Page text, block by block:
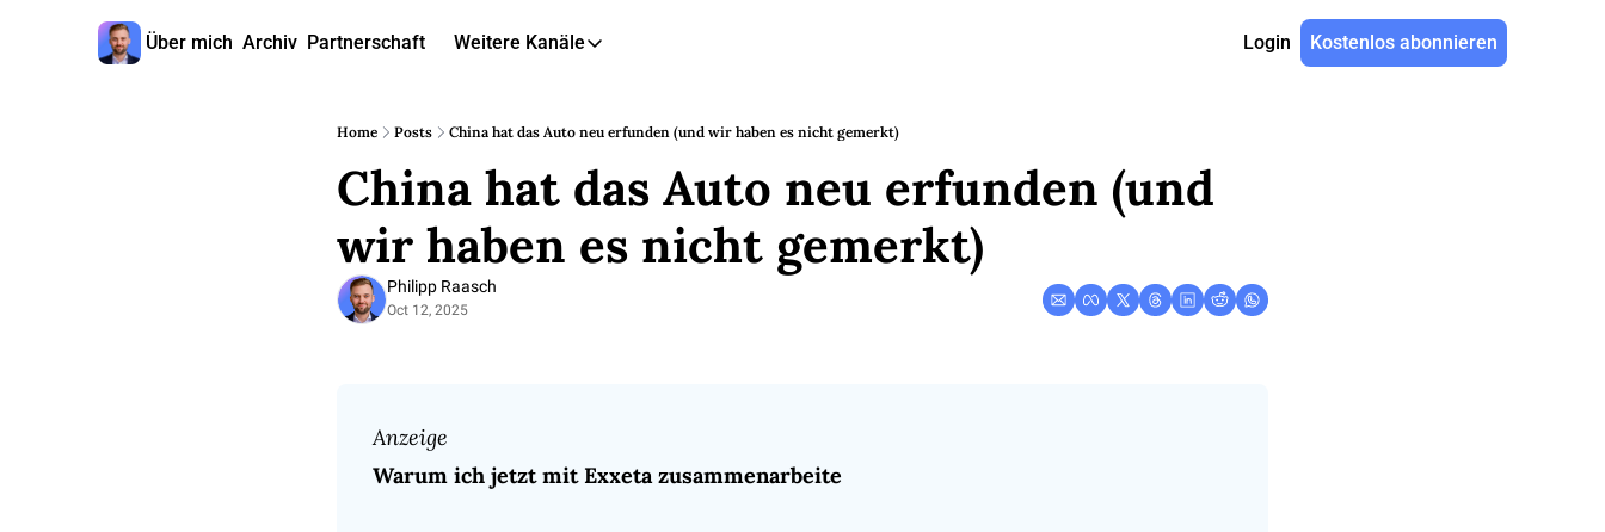
Über mich Archiv Partnerschaft Weitere Kanäle
Weitere Kanäle
🎧 Podcast
📺 YouTube
🙋‍♂️ LinkedIn
Login Kostenlos abonnieren
Home Posts China hat das Auto neu erfunden (und wir haben es nicht gemerkt)
China hat das Auto neu erfunden (und
wir haben es nicht gemerkt)
Philipp Raasch
Oct 12, 2025
Anzeige
Warum ich jetzt mit Exxeta zusammenarbeite